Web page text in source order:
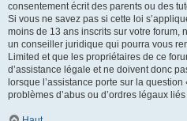
consentement écrit des parents ou des
Si vous ne savez pas si cette loi
moins de 13 ans inscrits sur votre forum,
un conseiller juridique qui pourra vous
Limited et que les propriétaires de ce
d’assistance légale et ne doivent donc
lorsque l’assistance porte sur la
problèmes d’abus ou d’ordres légaux